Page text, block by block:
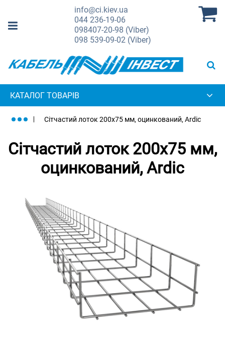
info@ci.kiev.ua
044236-19-06
098407-20-98 (Viber)
098 539-09-02 (Viber)
КАТАЛОГ ТОВАРІВ
Сітчастий лоток 200х75 мм, оцинкований, Ardic
Сітчастий лоток 200х75 мм,
оцинкований, Ardic